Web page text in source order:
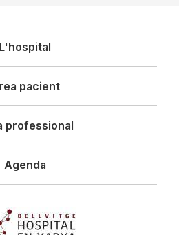
L'hospital
pacient
professional
Agenda